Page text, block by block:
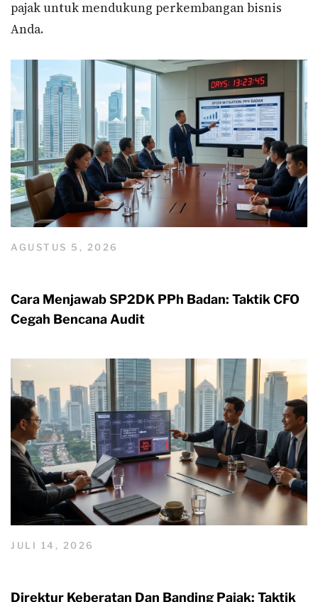
pajak untuk mendukung perkembangan bisnis
Anda.
AGUSTUS 5, 2026
Cara Menjawab SP2DK PPh Badan: Taktik CFO
Cegah Bencana Audit
JULI 14, 2026
Direktur Keberatan Dan Banding Pajak: Taktik